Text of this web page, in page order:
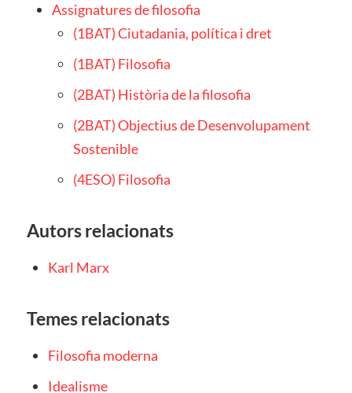
Assignatures de filosofia
(1BAT) Ciutadania, política i dret
(1BAT) Filosofia
(2BAT) Història de la filosofia
(2BAT) Objectius de Desenvolupament
Sostenible
(4ESO) Filosofia
Autors relacionats
Karl Marx
Temes relacionats
Filosofia moderna
Idealisme